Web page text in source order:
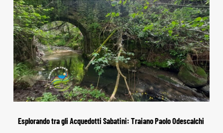
Esplorando tra gli Acquedotti Sabatini: Traiano Paolo Odescalchi